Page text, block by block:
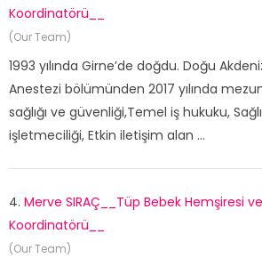
Koordinatörü__
(Our Team)
1993 yılında Girne’de doğdu. Doğu
Anestezi bölümünden 2017 yılında
sağlığı ve güvenliği,Temel iş hukuku,
işletmeciliği, Etkin iletişim alan ...
4. Merve SIRAÇ__Tüp Bebek Hemşiresi
Koordinatörü__
(Our Team)